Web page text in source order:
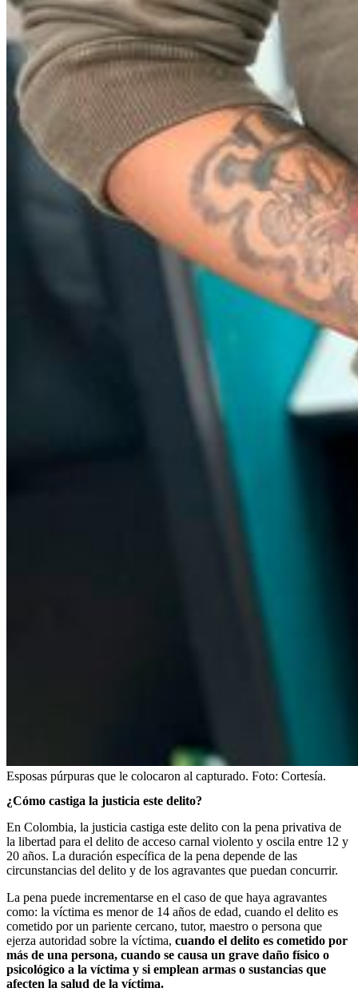
Esposas púrpuras que le colocaron al capturado. Foto: Cortesía.
¿Cómo castiga la justicia este delito?
En Colombia, la justicia castiga este delito con la pena privativa de
la libertad para el delito de acceso carnal violento y oscila entre 12 y
20 años. La duración específica de la pena depende de las
circunstancias del delito y de los agravantes que puedan concurrir.
La pena puede incrementarse en el caso de que haya agravantes
como: la víctima es menor de 14 años de edad, cuando el delito es
cometido por un pariente cercano, tutor, maestro o persona que
ejerza autoridad sobre la víctima, cuando el delito es cometido por
más de una persona, cuando se causa un grave daño físico o
psicológico a la víctima y si emplean armas o sustancias que
afecten la salud de la víctima.